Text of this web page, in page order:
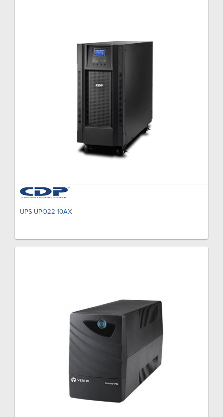
UPS UPO22-10AX